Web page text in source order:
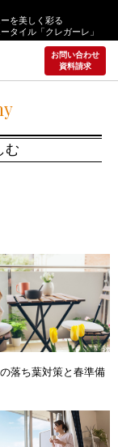
を美しく彩る
タイル「クレガーレ」
お問い合わせ
資料請求
む
落ち葉対策と春準備